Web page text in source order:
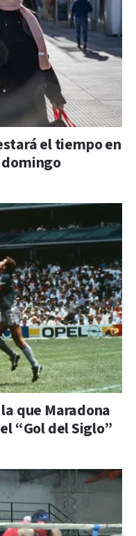
el tiempo en
domingo
que Maradona
“Gol del Siglo”